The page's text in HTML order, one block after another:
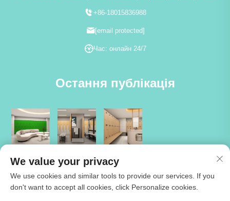
+86-18015836988
[email protected]
Час: онлайн 24/7
Остання публікація
We value your privacy
We use cookies and similar tools to provide our services. If you
don't want to accept all cookies, click Personalize cookies.